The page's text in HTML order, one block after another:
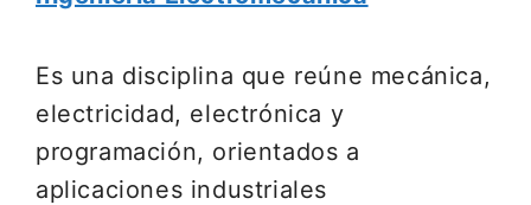
Es una disciplina que reúne mecánica,
electricidad, electrónica y
programación, orientados a
aplicaciones industriales